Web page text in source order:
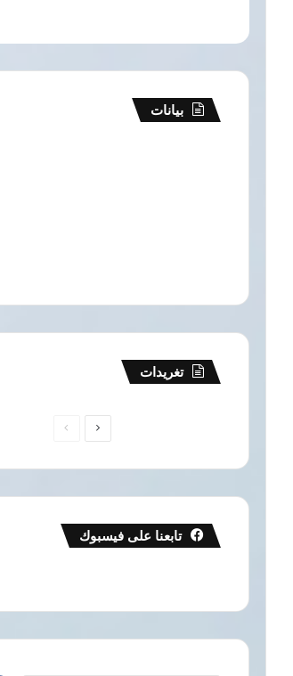
بيانات
تغريدات
الصفحةالصفحة
تابعنا على فيسبوك